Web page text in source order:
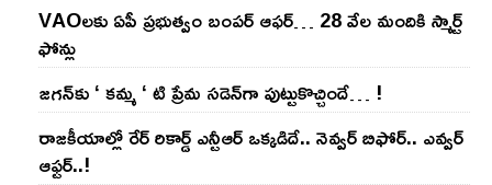
VAOల‌కు ఏపీ ప్ర‌భుత్వం బంప‌ర్ ఆఫ‌ర్‌… 28 వేల మందికి స్మార్ట్
ఫోన్లు
జ‌గ‌న్‌కు ‘ క‌మ్మ ‘ టి ప్రేమ స‌డెన్‌గా పుట్టుకొచ్చిందే… !
రాజ‌కీయాల్లో రేర్ రికార్డ్ ఎన్టీఆర్ ఒక్క‌డిదే.. నెవ్వ‌ర్ బిఫోర్‌.. ఎవ్వ‌ర్
ఆఫ్ట‌ర్‌..!